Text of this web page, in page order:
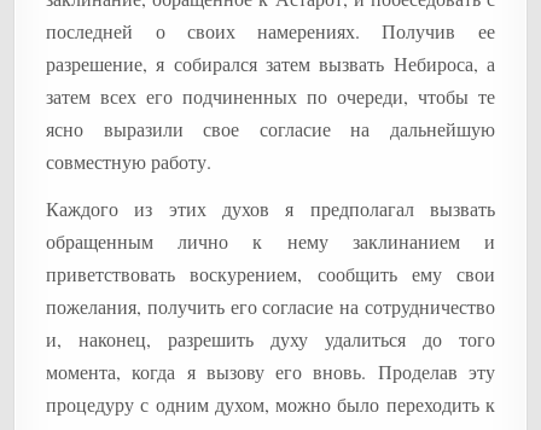
последней о своих намерениях. Получив ее
разрешение, я собирался затем вызвать Небироса, а
затем всех его подчиненных по очереди, чтобы те
ясно выразили свое согласие на дальнейшую
совместную работу.
Каждого из этих духов я предполагал вызвать
обращенным лично к нему заклинанием и
приветствовать воскурением, сообщить ему свои
пожелания, получить его согласие на сотрудничество
и, наконец, разрешить духу удалиться до того
момента, когда я вызову его вновь. Проделав эту
процедуру с одним духом, можно было переходить к